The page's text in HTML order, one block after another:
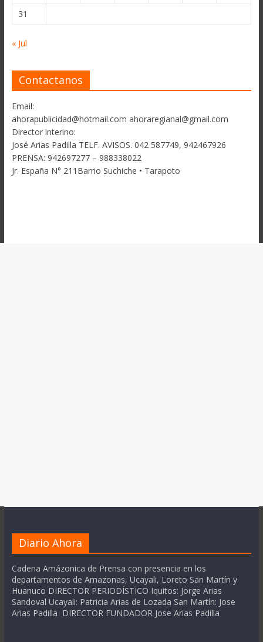
31
« Jul
Contactanos
Email:
ahorapublicidad@hotmail.com ahoraregianal@gmail.com
Director interino:
José Arias Padilla TELF. AVISOS. 042 587749, 942467926
PRENSA: 942697277 – 988338022
Jr. España N° 211Barrio Suchiche • Tarapoto
Diario Ahora
Cadena Amázonica de Prensa con presencia en los
departamentos de Amazonas, Ucayali, Loreto San Martín y
Huanuco DIRECTOR PERIODÍSTICO Iquitos: Jorge Arias
Sandoval Ucayali: Patricia Arias de Lozada San Martín: Jose
Arias Padilla DIRECTOR FUNDADOR Jose Arias Padilla